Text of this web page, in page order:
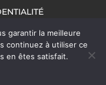
garantir la meilleure
continuez à utiliser ce
en êtes satisfait.